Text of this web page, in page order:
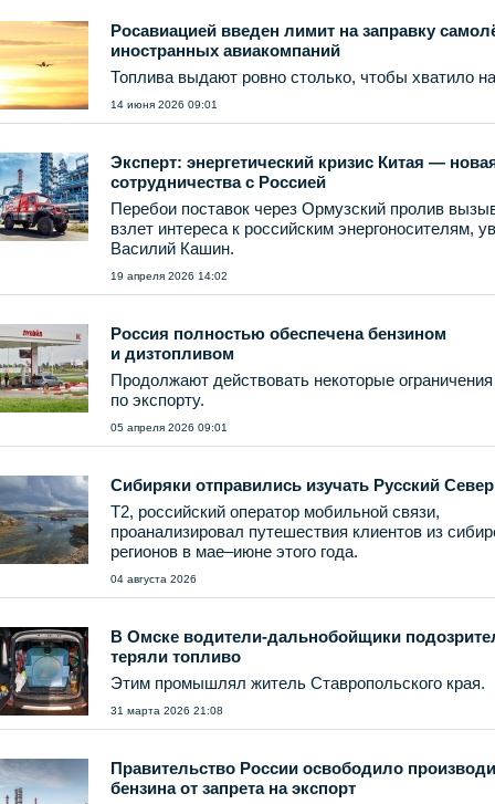
Росавиацией введен лимит на заправку
иностранных авиакомпаний
Топлива выдают ровно столько, чтобы хватило
14 июня 2026 09:01
Эксперт: энергетический кризис Китая —
сотрудничества с Россией
Перебои поставок через Ормузский пролив
взлет интереса к российским энергоносителям,
Василий Кашин.
19 апреля 2026 14:02
Россия полностью обеспечена бензином
и дизтопливом
Продолжают действовать некоторые ограничения
по экспорту.
05 апреля 2026 09:01
Сибиряки отправились изучать Русский Север
T2, российский оператор мобильной связи,
проанализировал путешествия клиентов из
регионов в мае–июне этого года.
04 августа 2026
В Омске водители-дальнобойщики
теряли топливо
Этим промышлял житель Ставропольского края.
31 марта 2026 21:08
Правительство России освободило
бензина от запрета на экспорт